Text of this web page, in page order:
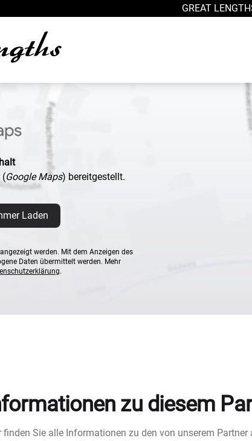
GREAT
(Google Maps) bereitgestellt.
Laden
werden. Mit dem Anzeigen des
Daten übermittelt werden. Mehr
.
zu diesem
finden Sie alle Informationen zu den von unserem Partner